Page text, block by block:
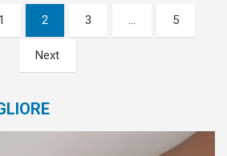
1 2 3 … 5
Next